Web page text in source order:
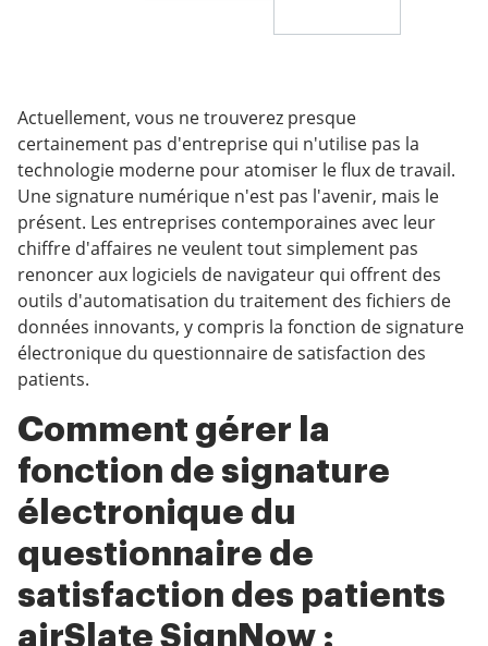
Actuellement, vous ne trouverez presque
certainement pas d'entreprise qui n'utilise pas la
technologie moderne pour atomiser le flux de travail.
Une signature numérique n'est pas l'avenir, mais le
présent. Les entreprises contemporaines avec leur
chiffre d'affaires ne veulent tout simplement pas
renoncer aux logiciels de navigateur qui offrent des
outils d'automatisation du traitement des fichiers de
données innovants, y compris la fonction de signature
électronique du questionnaire de satisfaction des
patients.
Comment gérer la
fonction de signature
électronique du
questionnaire de
satisfaction des patients
airSlate SignNow :